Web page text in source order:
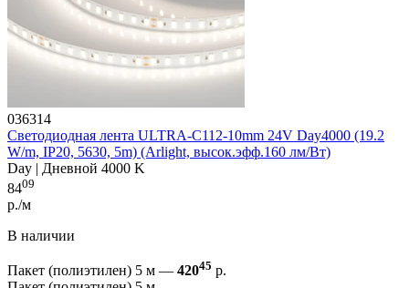
036314
Светодиодная лента ULTRA-C112-10mm 24V Day4000 (19.2
W/m, IP20, 5630, 5m) (Arlight, высок.эфф.160 лм/Вт)
Day | Дневной 4000 K
8409
р./м
В наличии
Пакет (полиэтилен) 5 м — 42045 р.